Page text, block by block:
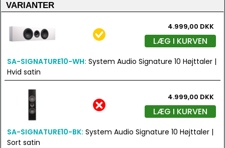
VARIANTER
4.999,00 DKK
LÆG I KURVEN
SA-SIGNATURE10-WH: System Audio Signature 10 Højttaler |
Hvid satin
4.999,00 DKK
LÆG I KURVEN
SA-SIGNATURE10-BK: System Audio Signature 10 Højttaler |
Sort satin